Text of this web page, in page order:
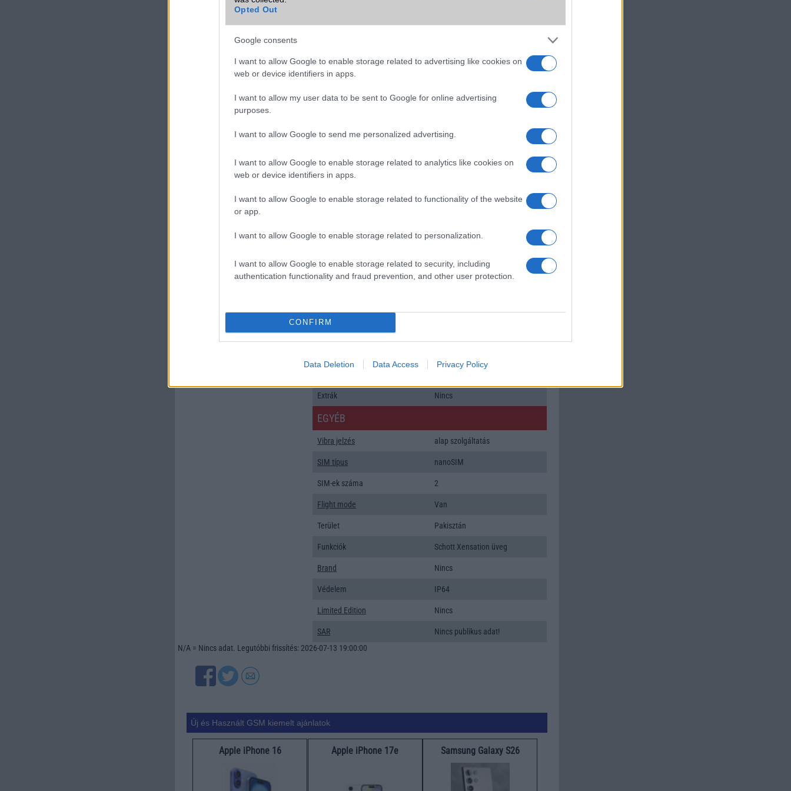
Opted Out
Google consents
I want to allow Google to enable storage related to advertising like cookies on
web or device identifiers in apps.
I want to allow my user data to be sent to Google for online advertising
purposes.
I want to allow Google to send me personalized advertising.
I want to allow Google to enable storage related to analytics like cookies on
web or device identifiers in apps.
I want to allow Google to enable storage related to functionality of the website
or app.
I want to allow Google to enable storage related to personalization.
I want to allow Google to enable storage related to security, including
authentication functionality and fraud prevention, and other user protection.
CONFIRM
Data Deletion Data Access Privacy Policy
TV/USB kapcsolat OtG (On-the-Go USB)
BDS (Kína), Galileo (EU), QZSS
Típus Li-Ion
Az akkumulátor nem vehetõ ki!
Gyorstöltés
Flash/Ujjlenyomat olvasó Fingerprint sensor
Organizer alap szolgáltatás
T9 szótár
Extrák Nincs
EGYÉB
Vibra jelzés alap szolgáltatás
SIM típus nanoSIM
SIM-ek száma 2
Flight mode Van
Terület Pakisztán
Funkciók Schott Xensation üveg
Brand Nincs
Védelem IP64
Limited Edition Nincs
SAR
Nincs publikus adat!
N/A = Nincs adat. Legutóbbi frissítés: 2026-07-13 19:00:00
Új és Használt GSM kiemelt ajánlatok
Apple iPhone 16 Apple iPhone 17e Samsung Galaxy S26